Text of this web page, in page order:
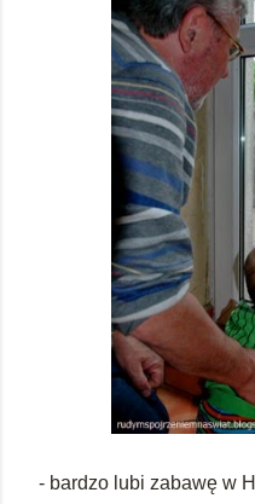
- bardzo lubi zabawę w H